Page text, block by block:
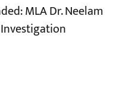
MLA Dr. Neelam
Investigation